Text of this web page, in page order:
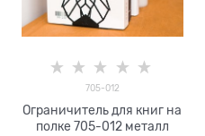
705-012
Ограничитель для книг на
полке 705-012 металл